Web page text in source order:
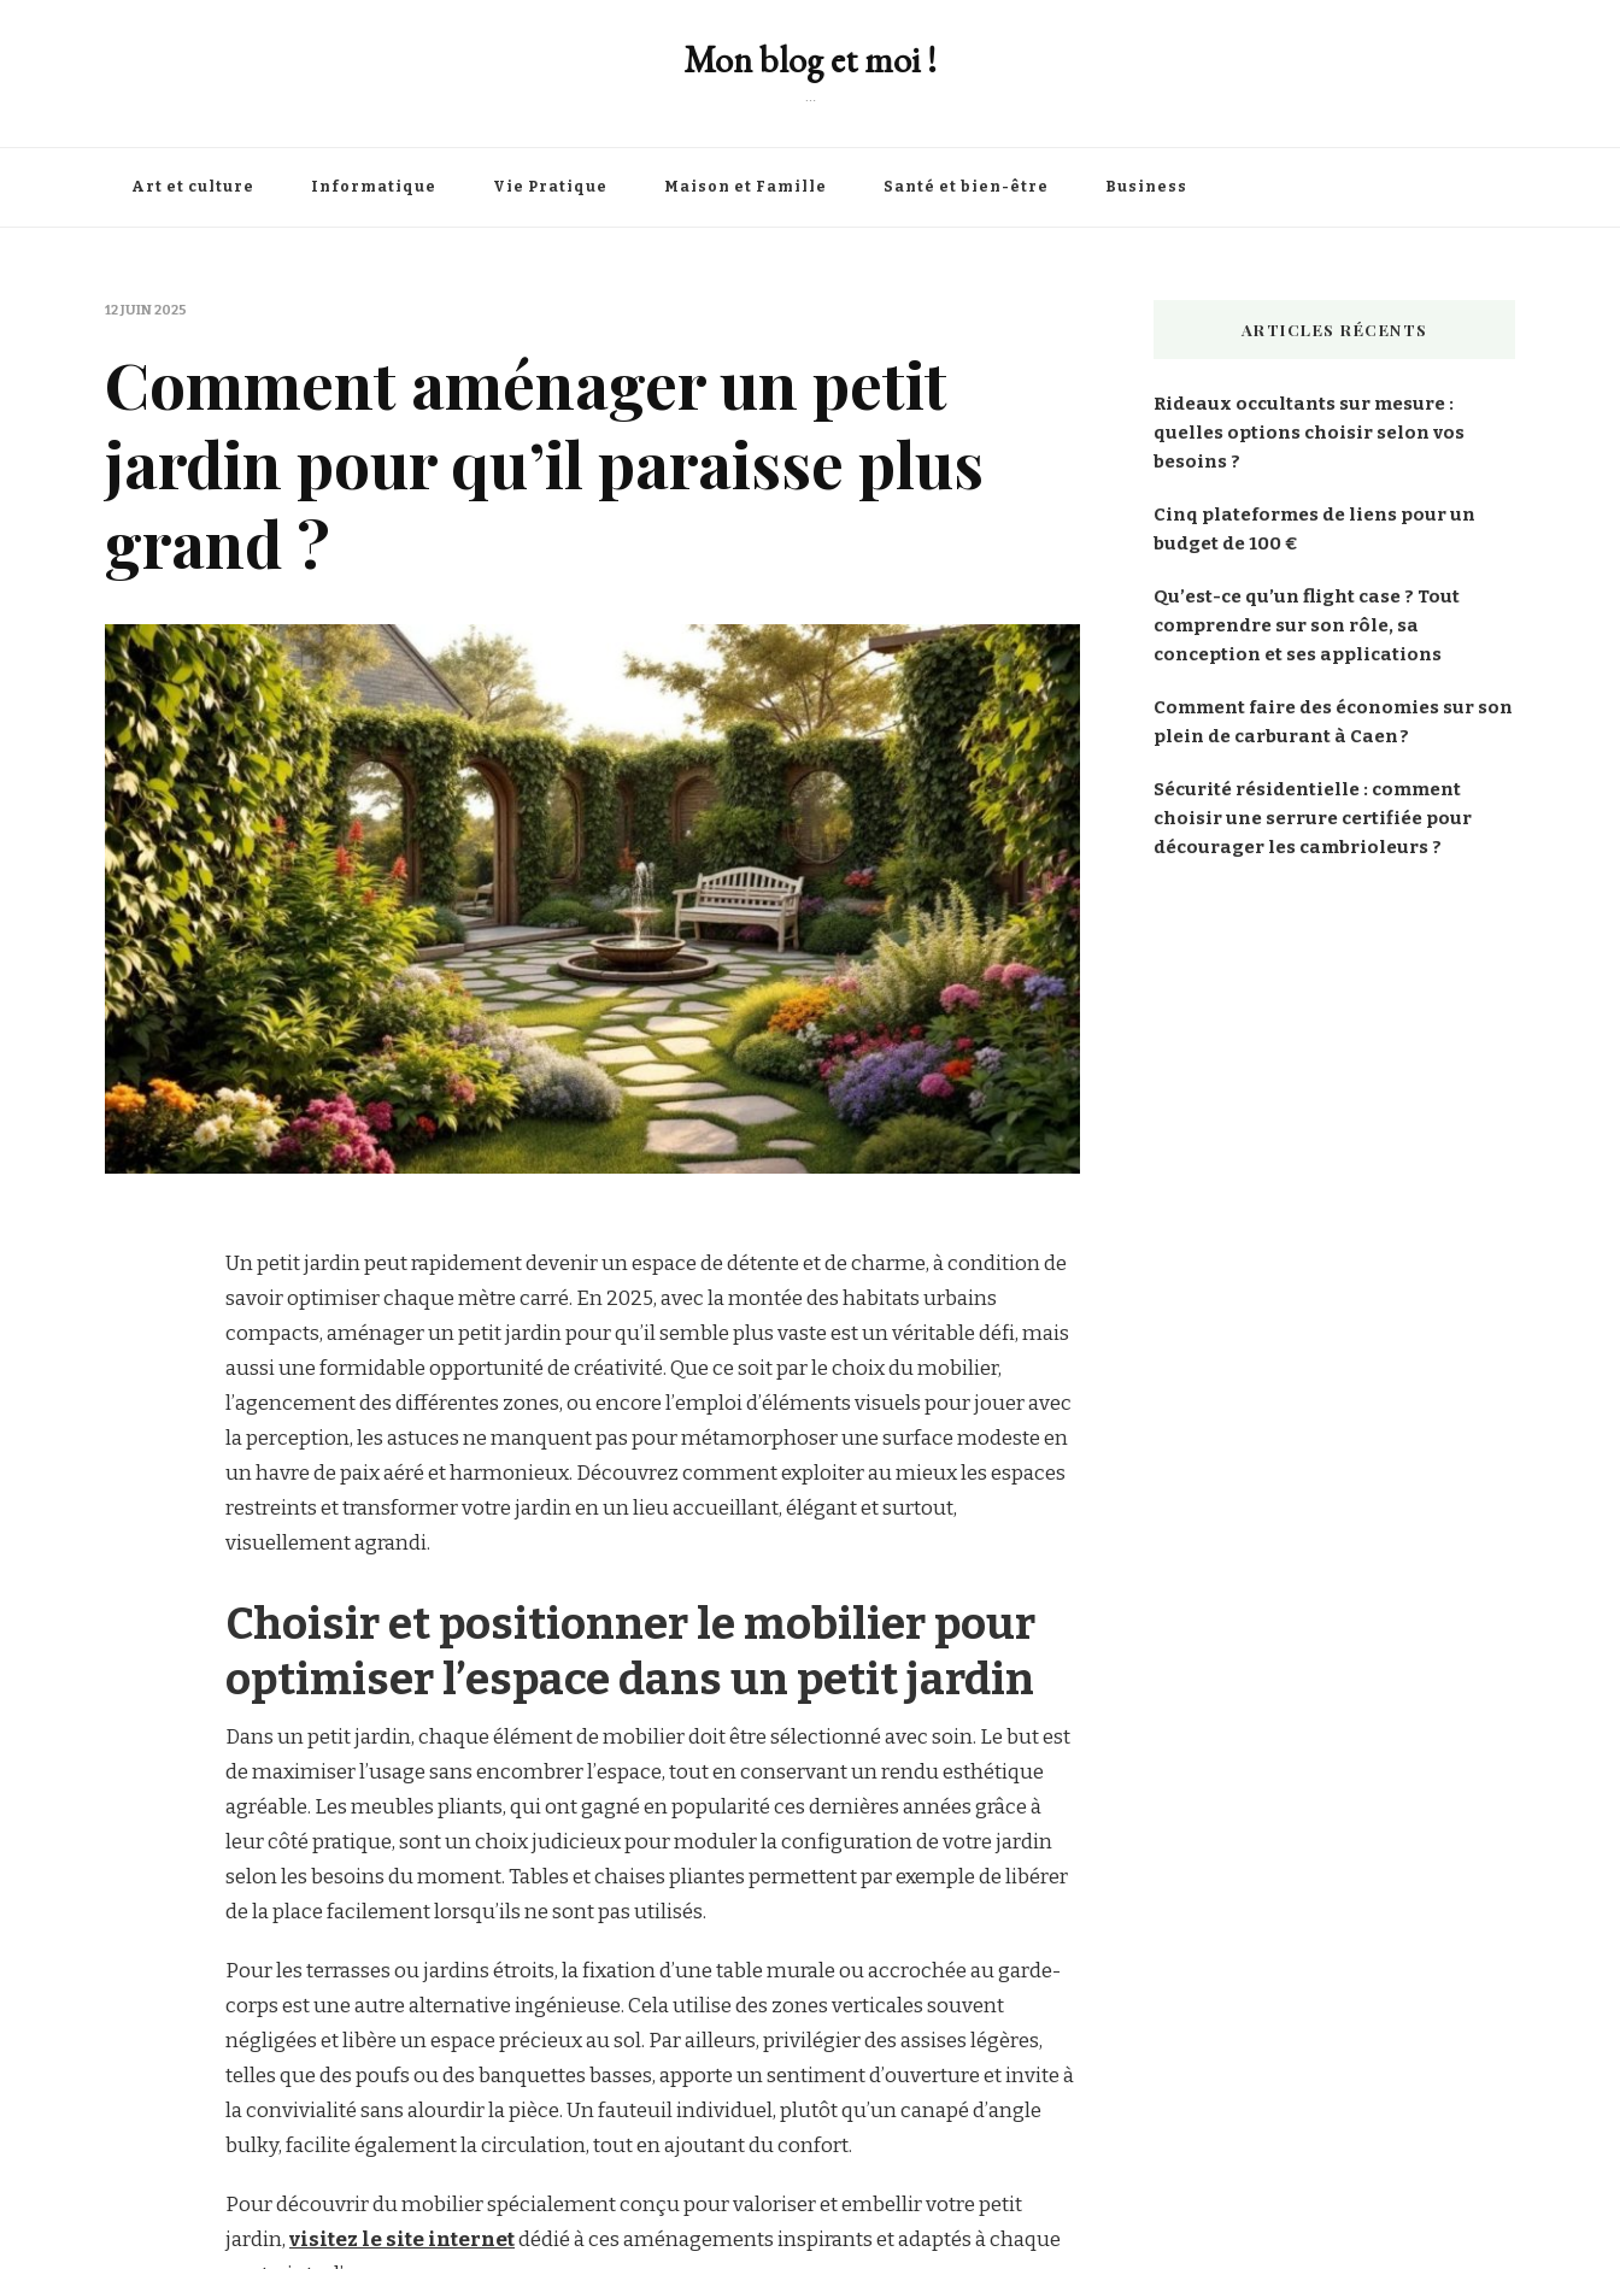
Mon blog et moi !
…
Art et culture Informatique Vie Pratique Maison et Famille Santé et bien-être Business
12 JUIN 2025
Comment aménager un petit
jardin pour qu’il paraisse plus
grand ?
Un petit jardin peut rapidement devenir un espace de détente et de charme, à condition de
savoir optimiser chaque mètre carré. En 2025, avec la montée des habitats urbains
compacts, aménager un petit jardin pour qu’il semble plus vaste est un véritable défi, mais
aussi une formidable opportunité de créativité. Que ce soit par le choix du mobilier,
l’agencement des différentes zones, ou encore l’emploi d’éléments visuels pour jouer avec
la perception, les astuces ne manquent pas pour métamorphoser une surface modeste en
un havre de paix aéré et harmonieux. Découvrez comment exploiter au mieux les espaces
restreints et transformer votre jardin en un lieu accueillant, élégant et surtout,
visuellement agrandi.
Choisir et positionner le mobilier pour
optimiser l’espace dans un petit jardin
Dans un petit jardin, chaque élément de mobilier doit être sélectionné avec soin. Le but est
de maximiser l’usage sans encombrer l’espace, tout en conservant un rendu esthétique
agréable. Les meubles pliants, qui ont gagné en popularité ces dernières années grâce à
leur côté pratique, sont un choix judicieux pour moduler la configuration de votre jardin
selon les besoins du moment. Tables et chaises pliantes permettent par exemple de libérer
de la place facilement lorsqu’ils ne sont pas utilisés.
Pour les terrasses ou jardins étroits, la fixation d’une table murale ou accrochée au garde-
corps est une autre alternative ingénieuse. Cela utilise des zones verticales souvent
négligées et libère un espace précieux au sol. Par ailleurs, privilégier des assises légères,
telles que des poufs ou des banquettes basses, apporte un sentiment d’ouverture et invite à
la convivialité sans alourdir la pièce. Un fauteuil individuel, plutôt qu’un canapé d’angle
bulky, facilite également la circulation, tout en ajoutant du confort.
Pour découvrir du mobilier spécialement conçu pour valoriser et embellir votre petit
jardin,visitez le site internetdédié à ces aménagements inspirants et adaptés à chaque
ARTICLES RÉCENTS
Rideaux occultants sur mesure :
quelles options choisir selon vos
besoins ?
Cinq plateformes de liens pour un
budget de 100 €
Qu’est-ce qu’un flight case ? Tout
comprendre sur son rôle, sa
conception et ses applications
Comment faire des économies sur son
plein de carburant à Caen ?
Sécurité résidentielle : comment
choisir une serrure certifiée pour
décourager les cambrioleurs ?